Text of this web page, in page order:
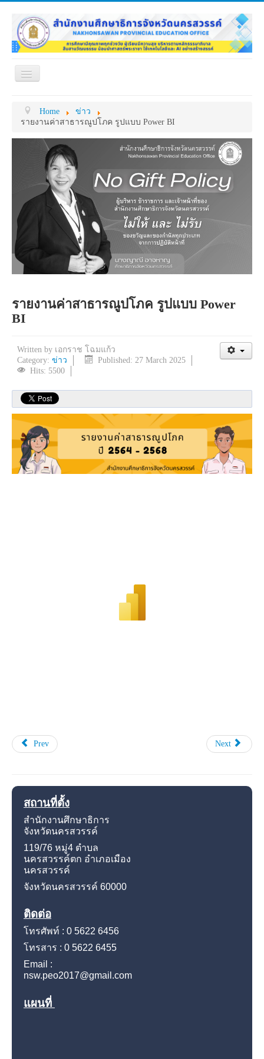
Toggle
หน่วยงานภายใน
MY OFFICE
ดาวน์โหลด
กระดาน ถาม-ตอบ
ข้อมูลการติดต่อ
Home
ข่าว
รายงานค่าสาธารณูปโภค รูปแบบ Power BI
รายงานค่าสาธารณูปโภค รูปแบบ Power
BI
Written by เอกราช โฉมแก้ว
Category: ข่าว
Published: 27 March 2025
Hits: 5500
Prev Next
สถานที่ตั้ง
สำนักงานศึกษาธิการ
จังหวัดนครสวรรค์
119/76 หมู่4 ตำบล
นครสวรรค์ตก อำเภอเมือง
นครสวรรค์
จังหวัดนครสวรรค์ 60000
ติดต่อ
โทรศัพท์ : 0 5622 6456
โทรสาร : 0 5622 6455
Email :
nsw.peo2017@gmail.com
แผนที่